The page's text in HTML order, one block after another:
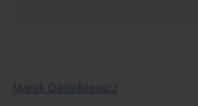
Marek Danielkiewicz